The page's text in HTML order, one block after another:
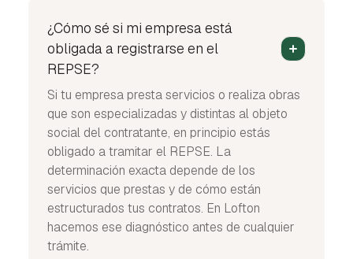
¿Cómo sé si mi empresa está
obligada a registrarse en el
REPSE?
Si tu empresa presta servicios o realiza obras
que son especializadas y distintas al objeto
social del contratante, en principio estás
obligado a tramitar el REPSE. La
determinación exacta depende de los
servicios que prestas y de cómo están
estructurados tus contratos. En Lofton
hacemos ese diagnóstico antes de cualquier
trámite.